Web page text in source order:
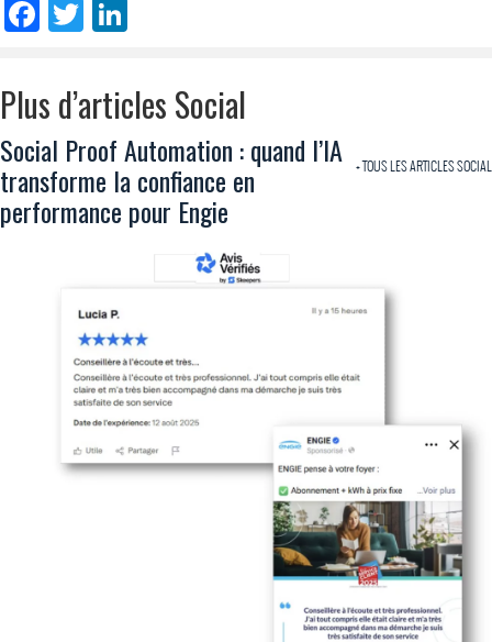
Facebook
Twitter
Plus d’articles Social
+ TOUS LES ARTICLES SOCIAL
Social Proof Automation : quand l’IA
transforme la confiance en
performance pour Engie